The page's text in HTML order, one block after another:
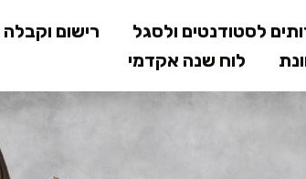
לתוכן
המרכזי
לסטודנטים ולסגל רישום וקבלה
לוח שנה אקדמי